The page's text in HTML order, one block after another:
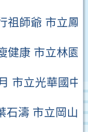
祖師爺 市立鳳
健康 市立林園
市立光華國中
石濤 市立岡山